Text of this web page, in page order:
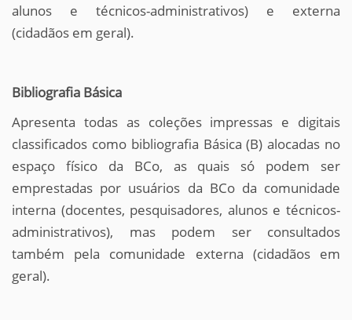
alunos e técnicos-administrativos) e externa
(cidadãos em geral).
Bibliografia Básica
Apresenta todas as coleções impressas e digitais
classificados como bibliografia Básica (B) alocadas no
espaço físico da BCo, as quais só podem ser
emprestadas por usuários da BCo da comunidade
interna (docentes, pesquisadores, alunos e técnicos-
administrativos), mas podem ser consultados
também pela comunidade externa (cidadãos em
geral).